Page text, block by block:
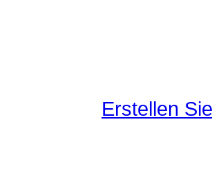
Erstellen